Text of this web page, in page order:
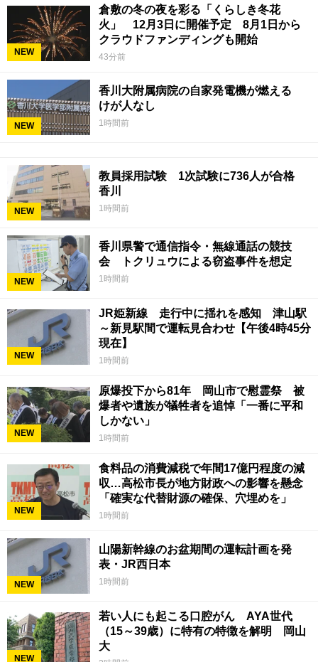
NEW
倉敷の冬の夜を彩る「くらしき冬花
火」 12月3日に開催予定 8月1日から
クラウドファンディングも開始
43分前
NEW
香川大附属病院の自家発電機が燃える
けが人なし
1時間前
NEW
教員採用試験 1次試験に736人が合格
香川
1時間前
NEW
香川県警で通信指令・無線通話の競技
会 トクリュウによる窃盗事件を想定
1時間前
NEW
JR姫新線 走行中に揺れを感知 津山駅
～新見駅間で運転見合わせ【午後4時45分
現在】
1時間前
NEW
原爆投下から81年 岡山市で慰霊祭 被
爆者や遺族が犠牲者を追悼「一番に平和
しかない」
1時間前
NEW
食料品の消費減税で年間17億円程度の減
収…高松市長が地方財政への影響を懸念
「確実な代替財源の確保、穴埋めを」
1時間前
NEW
山陽新幹線のお盆期間の運転計画を発
表・JR西日本
1時間前
NEW
若い人にも起こる口腔がん AYA世代
（15～39歳）に特有の特徴を解明 岡山
大